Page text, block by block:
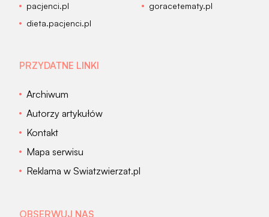
pacjenci.pl
goracetematy.pl
dieta.pacjenci.pl
PRZYDATNE LINKI
Archiwum
Autorzy artykułów
Kontakt
Mapa serwisu
Reklama w Swiatzwierzat.pl
OBSERWUJ NAS